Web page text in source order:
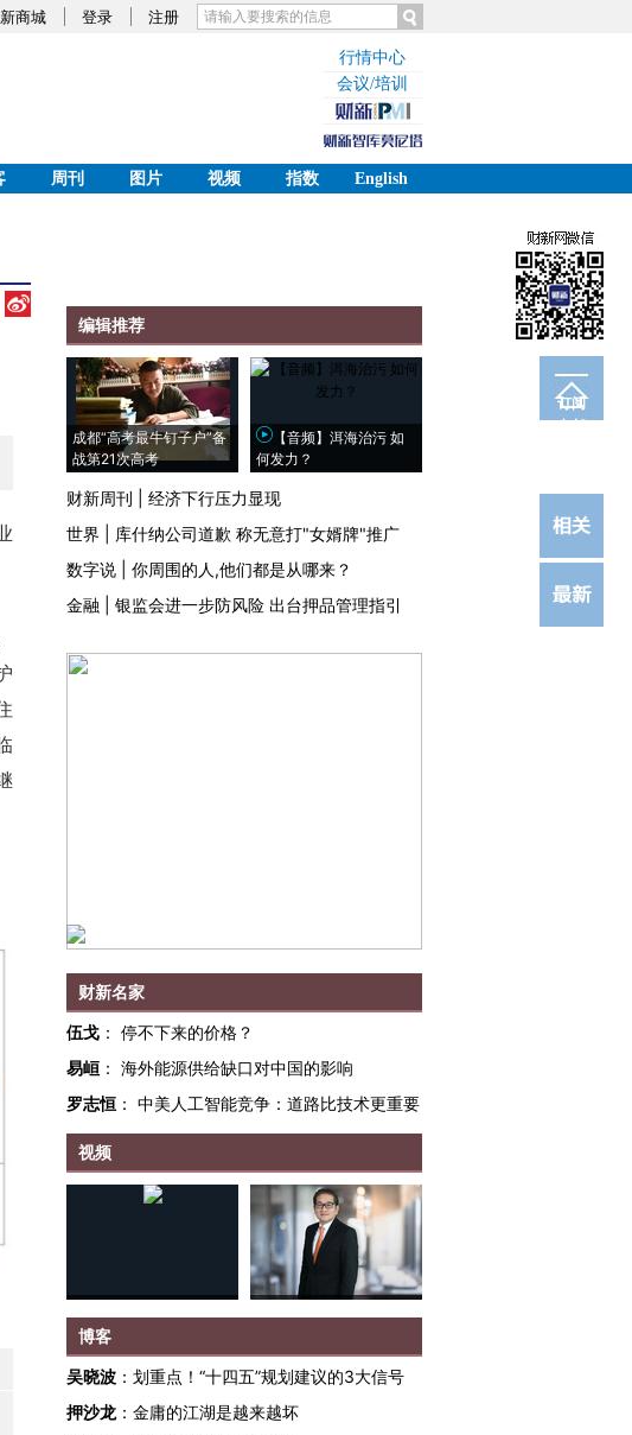
商城 登录 注册
行情中心
会议/培训
周刊 图片 视频 指数
English
订阅
电邮
编辑推荐
成都“高考最牛钉子户”备
战第21次高考
【音频】洱海治污 如
何发力？
财新周刊
经济下行压力显现
世界
库什纳公司道歉 称无意打"女婿牌"推广
数字说
你周围的人,他们都是从哪来？
金融
银监会进一步防风险 出台押品管理指引
财新名家
伍戈 ： 停不下来的价格？
易峘 ： 海外能源供给缺口对中国的影响
罗志恒 ： 中美人工智能竞争：道路比技术更重要
视频
博客
吴晓波 ： 划重点！“十四五”规划建议的3大信号
押沙龙 ： 金庸的江湖是越来越坏